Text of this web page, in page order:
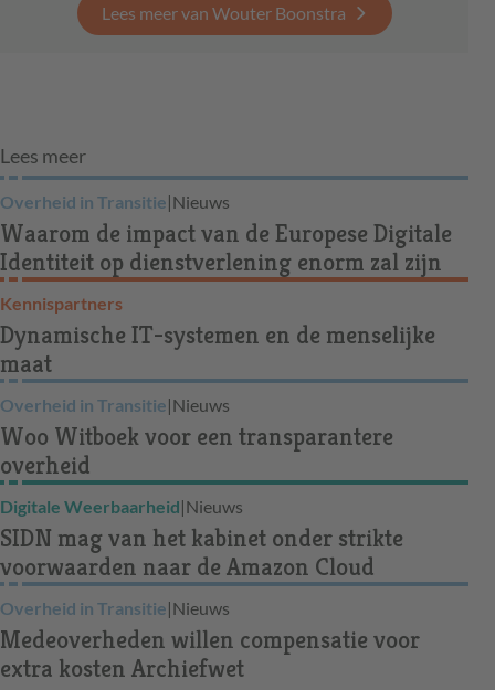
Lees meer van Wouter Boonstra
Lees meer
Overheid in Transitie|Nieuws
Waarom de impact van de Europese Digitale
Identiteit op dienstverlening enorm zal zijn
Kennispartners
Dynamische IT-systemen en de menselijke
maat
Overheid in Transitie|Nieuws
Woo Witboek voor een transparantere
overheid
Digitale Weerbaarheid|Nieuws
SIDN mag van het kabinet onder strikte
voorwaarden naar de Amazon Cloud
Overheid in Transitie|Nieuws
Medeoverheden willen compensatie voor
extra kosten Archiefwet